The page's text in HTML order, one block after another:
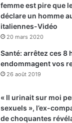
femme est pire que
déclare un homme
italiennes-Vidéo
20 mars 2020
Santé: arrêtez ces 8
endommagent vos
26 août 2019
« Il urinait sur moi
sexuels », l’ex-
de choquantes